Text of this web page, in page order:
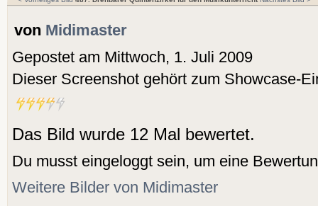
von Midimaster
Gepostet am Mittwoch, 1. Juli 2009
Dieser Screenshot gehört zum Showcase-
Das Bild wurde 12 Mal bewertet.
Du musst eingeloggt sein, um eine
Weitere Bilder von Midimaster